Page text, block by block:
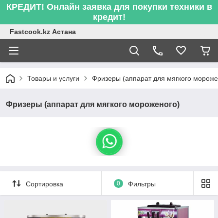
КРЕДИТ! Онлайн заявка для покупки техники в
кредит!
Fastcook.kz Астана
Товары и услуги Фризеры (аппарат для мягкого
Фризеры (аппарат для мягкого мороженого)
Сортировка 0 Фильтры